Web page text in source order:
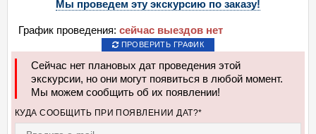
Мы проведем эту экскурсию по заказу!
График проведения: сейчас выездов нет
ПРОВЕРИТЬ ГРАФИК
Сейчас нет плановых дат проведения этой
экскурсии, но они могут появиться в любой момент.
Мы можем сообщить об их появлении!
КУДА СООБЩИТЬ ПРИ ПОЯВЛЕНИИ ДАТ?*